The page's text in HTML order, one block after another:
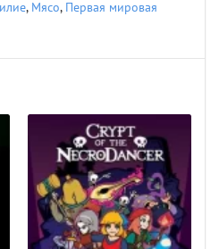
, Мясо, Первая мировая